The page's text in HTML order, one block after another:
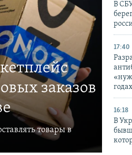
заказов
товары в
В
17:40
годах
16:18
В